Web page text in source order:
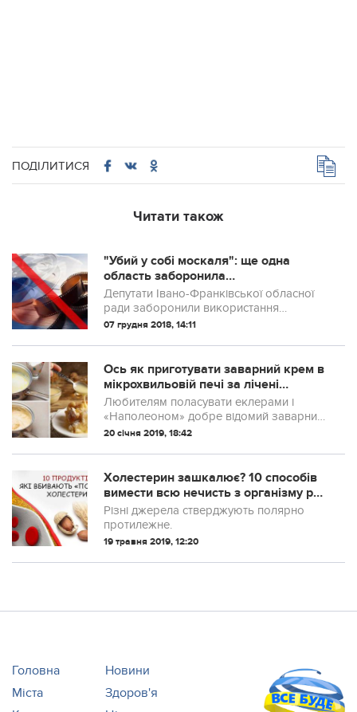
ПОДІЛИТИСЯ
Читати також
"Убий у собі москаля": ще одна
область заборонила
російськомовний культурний продукт
Депутати Івано-Франківської обласної
ради заборонили використання
російськомовного культурного продукту
припинення російської агресії
07 грудня 2018, 14:11
Ось як приготувати заварний крем в
мікрохвильовій печі за лічені
хвилини. Швидко, в міру солодкий,
без грудочок, а головне – мінімум
брудного посуду
Любителям поласувати еклерами і
«Наполеоном» добре відомий заварний
крем – ніжний, смачний і зовсім
20 січня 2019, 18:42
Холестерин зашкалює? 10 способів
вимести всю нечисть з організму раз
і назавжди
Різні джерела стверджують полярно
протилежне.
19 травня 2019, 12:20
Головна
Новини
Міста
Здоров'я